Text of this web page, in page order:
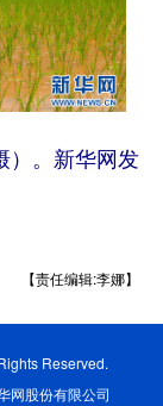
）。新华网发
【责任编辑:李娜】
Reserved.
股份有限公司